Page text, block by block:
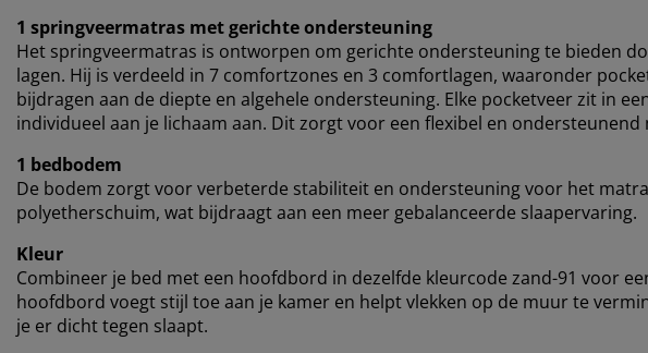
1 springveermatras met gerichte ondersteuning
Het springveermatras is ontworpen om gerichte ondersteuning te bieden
lagen. Hij is verdeeld in 7 comfortzones en 3 comfortlagen, waaronder
bijdragen aan de diepte en algehele ondersteuning. Elke pocketveer zit in
individueel aan je lichaam aan. Dit zorgt voor een flexibel en ondersteunend
1 bedbodem
De bodem zorgt voor verbeterde stabiliteit en ondersteuning voor het
polyetherschuim, wat bijdraagt aan een meer gebalanceerde slaapervaring.
Kleur
Combineer je bed met een hoofdbord in dezelfde kleurcode zand-91 voor
hoofdbord voegt stijl toe aan je kamer en helpt vlekken op de muur te
je er dicht tegen slaapt.